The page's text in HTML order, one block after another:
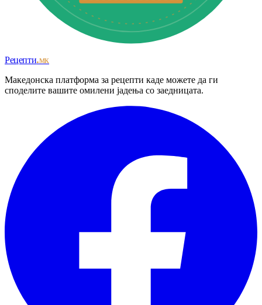
Рецепти.мк
Македонска платформа за рецепти каде можете да ги
споделите вашите омилени јадења со заедницата.